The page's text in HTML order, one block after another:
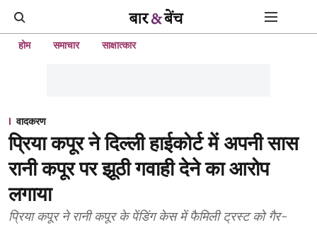
होम समाचार साक्षात्कार
वादकरण
प्रिया कपूर ने दिल्ली हाईकोर्ट में अपनी सास
रानी कपूर पर झूठी गवाही देने का आरोप
लगाया
प्रिया कपूर ने रानी कपूर के पेंडिंग केस में फैमिली ट्रस्ट को गैर-